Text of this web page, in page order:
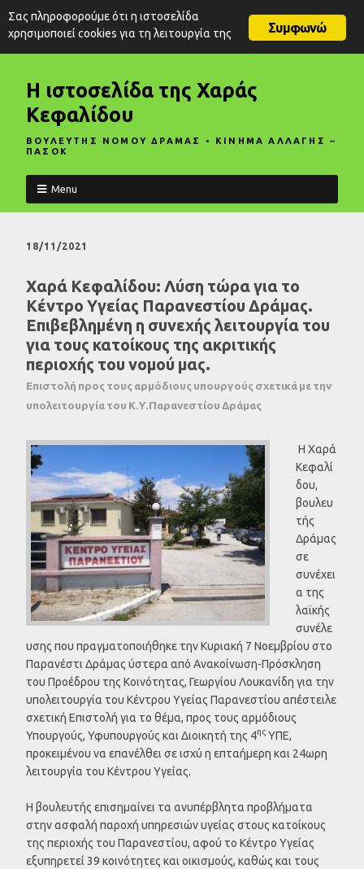
Η ιστοσελίδα της Χαράς
Κεφαλίδου
ΒΟΥΛΕΥΤΗΣ ΝΟΜΟΥ ΔΡΑΜΑΣ • ΚΙΝΗΜΑ ΑΛΛΑΓΗΣ –
ΠΑΣΟΚ
Menu
18/11/2021
Χαρά Κεφαλίδου: Λύση τώρα για το
Κέντρο Υγείας Παρανεστίου Δράμας.
Επιβεβλημένη η συνεχής λειτουργία του
για τους κατοίκους της ακριτικής
περιοχής του νομού μας.
Επιστολή προς τους αρμόδιους υπουργούς σχετικά με την
υπολειτουργία του Κ.Υ.Παρανεστίου Δράμας
Η Χαρά
Κεφαλί
δου,
βουλευ
τής
Δράμας
σε
συνέχει
α της
λαϊκής
συνέλε
υσης που πραγματοποιήθηκε την Κυριακή 7 Νοεμβρίου στο
Παρανέστι Δράμας ύστερα από Ανακοίνωση-Πρόσκληση
του Προέδρου της Κοινότητας, Γεωργίου Λουκανίδη για την
υπολειτουργία του Κέντρου Υγείας Παρανεστίου απέστειλε
σχετική Επιστολή για το θέμα, προς τους αρμόδιους
Υπουργούς, Υφυπουργούς και Διοικητή της 4ης ΥΠΕ,
προκειμένου να επανέλθει σε ισχύ η επταήμερη και 24ωρη
λειτουργία του Κέντρου Υγείας.
Η βουλευτής επισημαίνει τα ανυπέρβλητα προβλήματα
στην ασφαλή παροχή υπηρεσιών υγείας στους κατοίκους
της περιοχής του Παρανεστίου, αφού το Κέντρο Υγείας
εξυπηρετεί 39 κοινότητες και οικισμούς, καθώς και τους
Συμφωνώ
Σας πληροφορούμε ότι η ιστοσελίδα
χρησιμοποιεί cookies για τη λειτουργία της